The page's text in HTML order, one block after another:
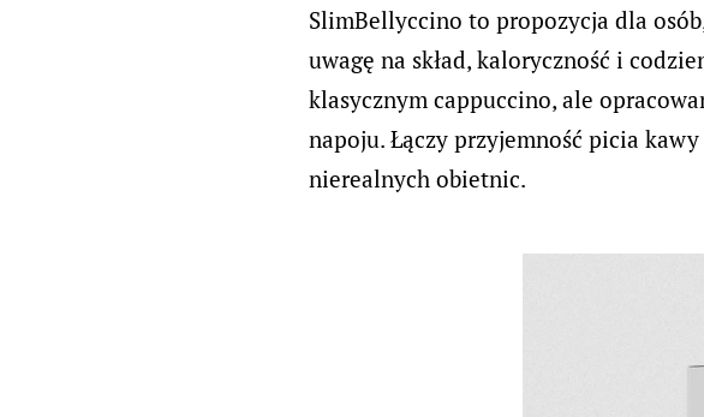
SlimBellyccino to propozycja dla
uwagę na skład, kaloryczność i
klasycznym cappuccino, ale
napoju. Łączy przyjemność picia
nierealnych obietnic.